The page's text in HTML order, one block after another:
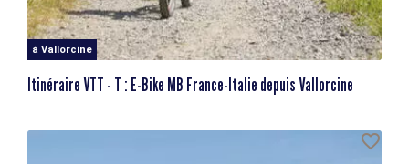
à Vallorcine
Itinéraire VTT - T : E-Bike MB France-Italie depuis Vallorcine